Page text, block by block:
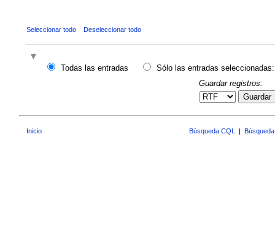
Seleccionar todo Deseleccionar todo
Todas las entradas
Sólo las entradas seleccionadas:
Guardar registros:
Guardar
Inicio Búsqueda CQL